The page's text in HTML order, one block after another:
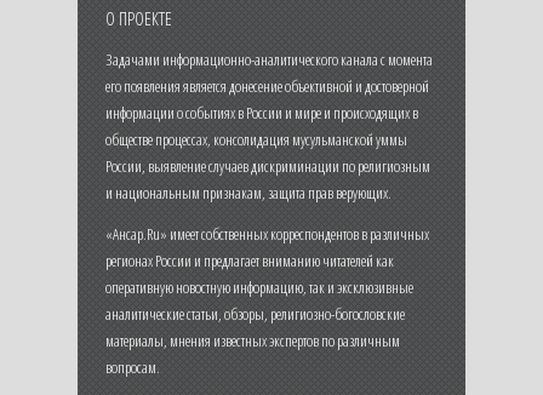
О ПРОЕКТЕ
Задачами информационно-аналитического канала с момента
его появления является донесение объективной и достоверной
информации о событиях в России и мире и происходящих в
обществе процессах, консолидация мусульманской уммы
России, выявление случаев дискриминации по религиозным
и национальным признакам, защита прав верующих.
«Ансар.Ru» имеет собственных корреспондентов в различных
регионах России и предлагает вниманию читателей как
оперативную новостную информацию, так и эксклюзивные
аналитические статьи, обзоры, религиозно-богословские
материалы, мнения известных экспертов по различным
вопросам.